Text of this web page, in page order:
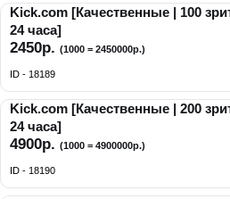
Kick.com [Качественные | 100
24 часа]
2450р. (1000 = 2450000р.)
ID - 18189
Kick.com [Качественные | 200
24 часа]
4900р. (1000 = 4900000р.)
ID - 18190